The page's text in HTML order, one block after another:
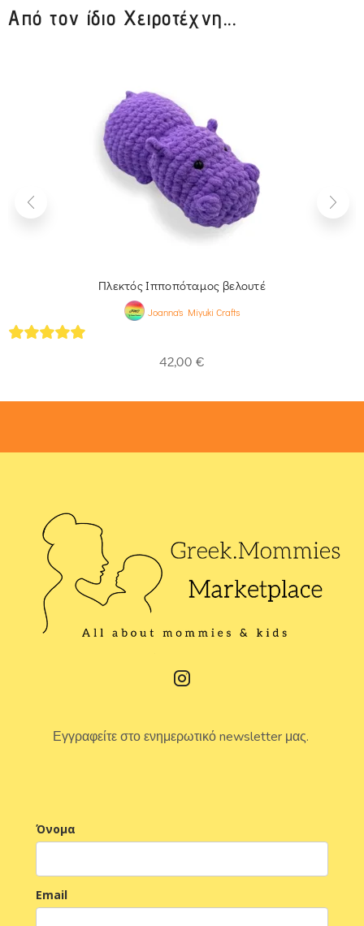
Από τον ίδιο Χειροτέχνη...
Πλεκτός Ιπποπόταμος βελουτέ
Joanna's Miyuki Crafts
42,00 €
Εγγραφείτε στο ενημερωτικό newsletter μας.
Όνομα
Email